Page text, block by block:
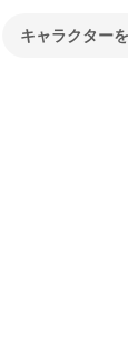
キャラクター